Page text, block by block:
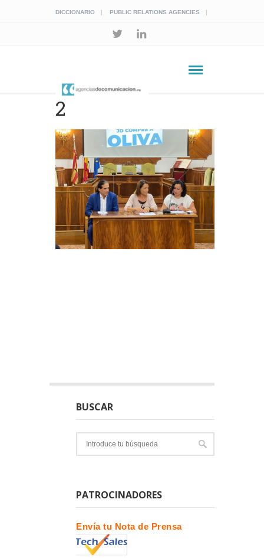
DICCIONARIO PUBLIC RELATIONS AGENCIES
2
BUSCAR
PATROCINADORES
Envía tu Nota de Prensa